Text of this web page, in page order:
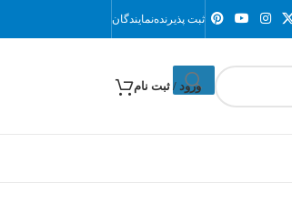
ثبت پذیرندهنمایندگان
ورود / ثبت نام